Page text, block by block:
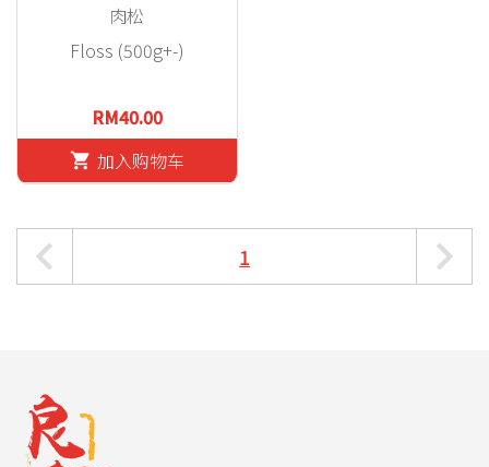
肉松
Floss (500g+-)
RM40.00
shopping_cart 加入购物车
1